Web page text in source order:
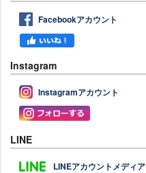
Facebookアカウント
Instagram
Instagramアカウント
LINE
LINEアカウントメディア